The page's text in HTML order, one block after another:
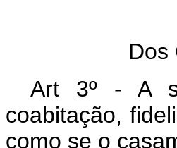
Dos
Art 3º - A
coabitação,
como se o